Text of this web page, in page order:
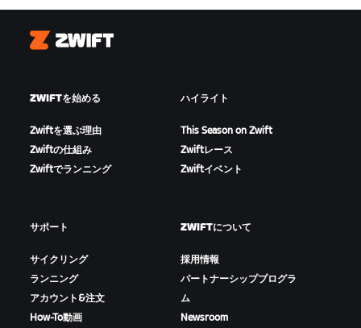
Zwift
ZWIFTを始める
Zwiftを選ぶ理由
Zwiftの仕組み
Zwiftでランニング
ハイライト
This Season on Zwift
Zwiftレース
Zwiftイベント
サポート
サイクリング
ランニング
アカウント&注文
How-To動画
ZWIFTについて
採用情報
パートナーシッププログラ
ム
Newsroom